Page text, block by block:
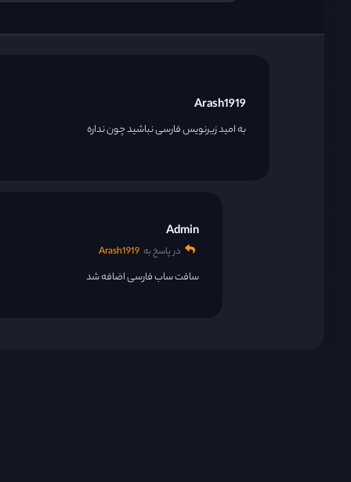
Arash1919
به امید زیرنویس فارسی نباشید چون نداره
Admin
در پاسخ به Arash1919
سافت ساب فارسی اضافه شد